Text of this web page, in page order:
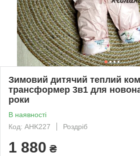
Зимовий дитячий теплий
трансформер 3в1 для
роки
В наявності
Код: AHK227
Роздріб
1 880 ₴